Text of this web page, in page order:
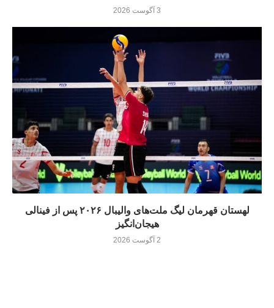
3 آگوست 2026
لهستان قهرمان لیگ ملت‌های والیبال ۲۰۲۶ پس از فینالی
هیجان‌انگیز
2 آگوست 2026